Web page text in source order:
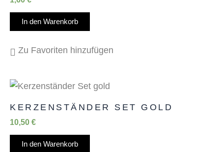
In den Warenkorb
Zu Favoriten hinzufügen
KERZENSTÄNDER SET GOLD
10,50 €
In den Warenkorb